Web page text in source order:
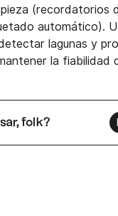
(recordatorios
automático).
lagunas y
la fiabilidad
folk?